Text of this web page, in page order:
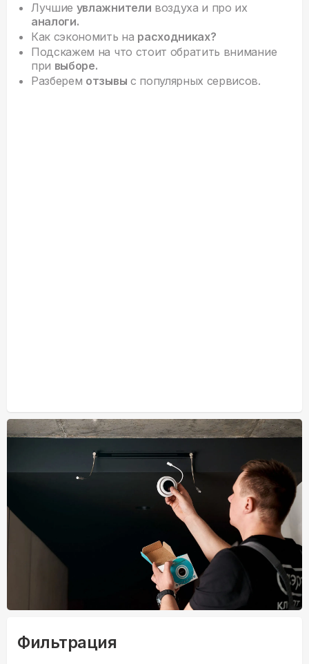
Лучшие увлажнители воздуха и про их
аналоги.
Как сэкономить на расходниках?
Подскажем на что стоит обратить внимание
при выборе.
Разберем отзывы с популярных сервисов.
Фильтрация